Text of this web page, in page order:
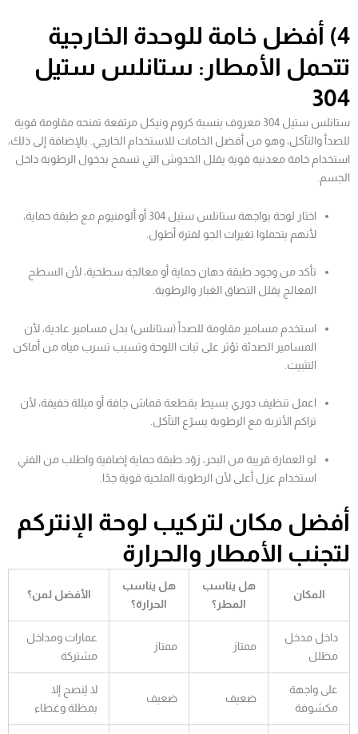
4) أفضل خامة للوحدة الخارجية
تتحمل الأمطار: ستانلس ستيل
304
ستانلس ستيل 304 معروف بنسبة كروم ونيكل مرتفعة تمنحه مقاومة قوية
للصدأ والتآكل، وهو من أفضل الخامات للاستخدام الخارجي. بالإضافة إلى ذلك،
استخدام خامة معدنية قوية يقلل الخدوش التي تسمح بدخول الرطوبة داخل
الجسم.
اختار لوحة بواجهة ستانلس ستيل 304 أو ألومنيوم مع طبقة حماية،
لأنهم يتحملوا تغيرات الجو لفترة أطول.
تأكد من وجود طبقة دهان حماية أو معالجة سطحية، لأن السطح
المعالج يقلل التصاق الغبار والرطوبة.
استخدم مسامير مقاومة للصدأ (ستانلس) بدل مسامير عادية، لأن
المسامير الصدئة تؤثر على ثبات اللوحة وتسبب تسرب مياه من أماكن
التثبيت.
اعمل تنظيف دوري بسيط بقطعة قماش جافة أو مبللة خفيفة، لأن
تراكم الأتربة مع الرطوبة يسرّع التآكل.
لو العمارة قريبة من البحر، زوّد طبقة حماية إضافية واطلب من الفني
استخدام عزل أعلى لأن الرطوبة الملحية قوية جدًا.
أفضل مكان لتركيب لوحة الإنتركم
لتجنب الأمطار والحرارة
المكان
هل يناسب
المطر؟
هل يناسب
الحرارة؟
الأفضل لمن؟
داخل مدخل
مظلل
ممتاز ممتاز
عمارات ومداخل
مشتركة
على واجهة
مكشوفة
ضعيف ضعيف
لا يُنصح إلا
بمظلة وغطاء